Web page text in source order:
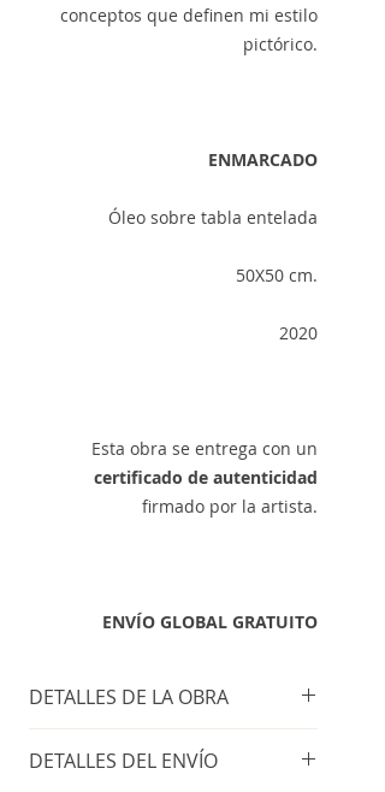
conceptos que definen mi estilo
pictórico.
ENMARCADO
Óleo sobre tabla entelada
50X50 cm.
2020
Esta obra se entrega con un
certificado de autenticidad
firmado por la artista.
ENVÍO GLOBAL GRATUITO
DETALLES DE LA OBRA
DETALLES DEL ENVÍO